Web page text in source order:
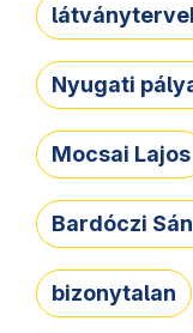
Nyugati
Mocsai Lajos
Bardóczi
bizonytalan